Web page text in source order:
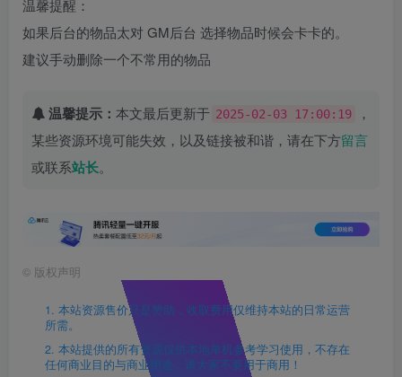
温馨提醒：
如果后台的物品太对 GM后台 选择物品时候会卡卡的。
建议手动删除一个不常用的物品
温馨提示： 本文最后更新于 2025-02-03 17:00:19
，
某些资源环境可能失效，以及链接被和谐，请在下方留言
或联系站长。
© 版权声明
1. 本站资源售价只是赞助，收取费用仅维持本站的日常运营
所需。
2. 本站提供的所有资源仅供本地单机参考学习使用，不存在
任何商业目的与商业用途，请大家不要用于商用！